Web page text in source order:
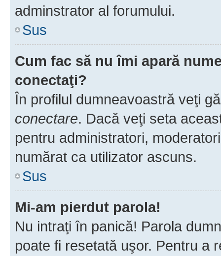
adminstrator al forumului.
Sus
Cum fac să nu îmi apară
conectaţi?
În profilul dumneavoastră veţi
conectare. Dacă veţi seta
pentru administratori,
numărat ca utilizator ascuns.
Sus
Mi-am pierdut parola!
Nu intraţi în panică! Parola
poate fi resetată uşor. Pentru a